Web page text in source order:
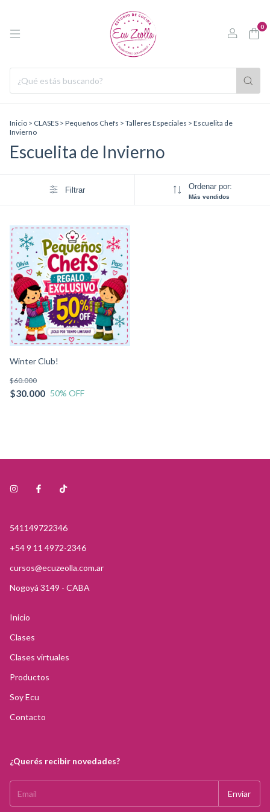
0
Inicio > CLASES > Pequeños Chefs > Talleres Especiales > Escuelita de
Invierno
Escuelita de Invierno
Filtrar Ordenar por:
Más vendidos
Winter Club!
$30.000
$60.000
50% OFF
541149722346
+54 9 11 4972-2346
cursos@ecuzeolla.com.ar
Nogoyá 3149 - CABA
Inicio
Clases
Clases virtuales
Productos
Soy Ecu
Contacto
¿Querés recibir novedades?